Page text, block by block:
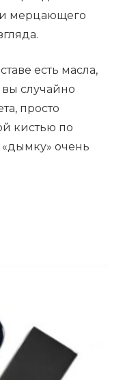
мерцающего
есть масла,
случайно
просто
кистью по
очень